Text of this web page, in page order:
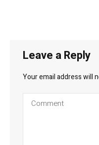
Leave a Reply
Your email address will